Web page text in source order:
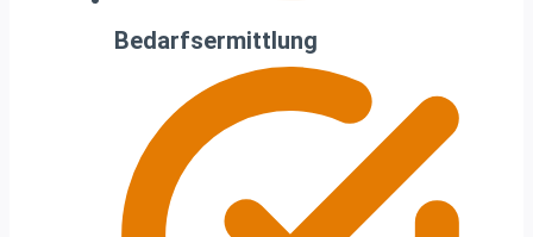
Bedarfsermittlung